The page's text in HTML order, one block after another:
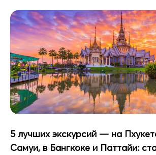
5 лучших экскурсий — на
Самуи, в Бангкоке и Паттайи: